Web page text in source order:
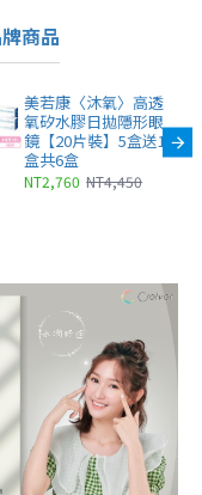
商品
美若康〈沐氧〉高透
氧矽水膠日拋隱形眼
鏡【20片裝】5盒送1
盒共6盒
NT2,760 NT4,450